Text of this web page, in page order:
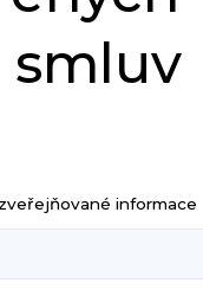
informace